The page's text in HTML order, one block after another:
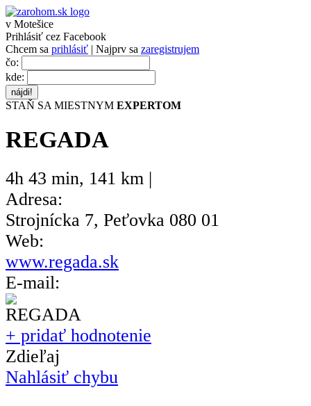
v Motešice
Prihlásiť cez Facebook
Chcem sa prihlásiť | Najprv sa zaregistrujem
čo:
kde:
STAŇ SA MIESTNYM EXPERTOM
REGADA
4h 43 min, 141 km |
Adresa:
Strojnícka 7, Peťovka 080 01
Web:
www.regada.sk
E-mail:
+ pridať hodnotenie
Zdieľaj
Nahlásiť chybu